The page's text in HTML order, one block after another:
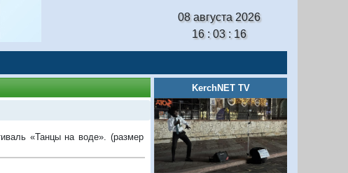
08 августа 2026
16 : 03 : 17
«Танцы на воде». (размер
KerchNET TV